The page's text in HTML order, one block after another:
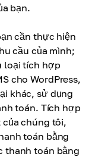
bạn.
cần thực hiện
cầu của mình;
loại tích hợp
cho WordPress,
khác, sử dụng
toán. Tích hợp
chúng tôi,
toán bằng
thanh toán bằng